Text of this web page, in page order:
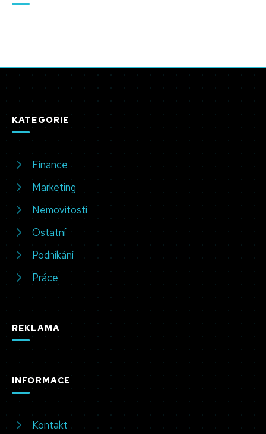
KATEGORIE
Finance
Marketing
Nemovitosti
Ostatní
Podnikání
Práce
REKLAMA
INFORMACE
Kontakt